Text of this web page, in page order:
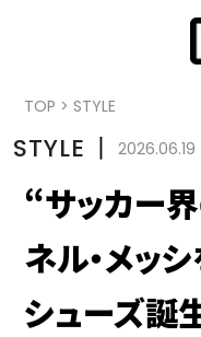
TOP > STYLE
STYLE 丨 2026.06.19
“サッカー
ネル・メッ
シューズ誕